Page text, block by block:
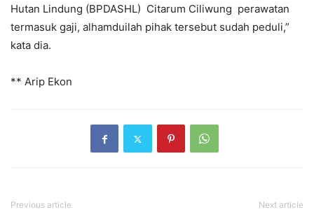
Hutan Lindung (BPDASHL) Citarum Ciliwung perawatan
termasuk gaji, alhamduilah pihak tersebut sudah peduli,”
kata dia.
** Arip Ekon
Previous article Next article